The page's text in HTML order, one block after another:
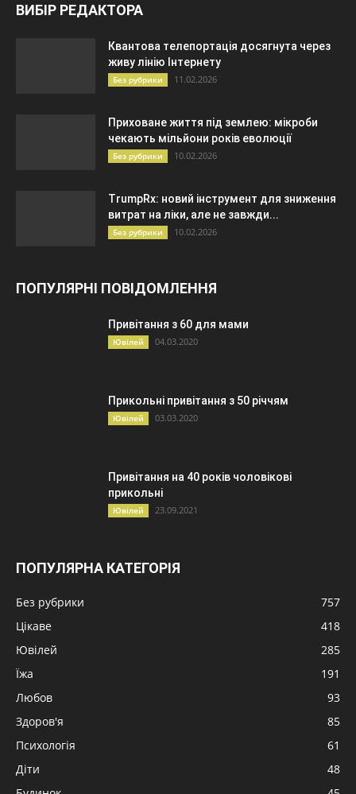
ВИБІР РЕДАКТОРА
Квантова телепортація досягнута через
живу лінію Інтернету
Без рубрики 11.02.2026
Приховане життя під землею: мікроби
чекають мільйони років еволюції
Без рубрики 10.02.2026
TrumpRx: новий інструмент для зниження
витрат на ліки, але не завжди...
Без рубрики 10.02.2026
ПОПУЛЯРНІ ПОВІДОМЛЕННЯ
Привітання з 60 для мами
Ювілей 04.03.2020
Прикольні привітання з 50 річчям
Ювілей 03.03.2020
Привітання на 40 років чоловікові
прикольні
Ювілей 23.09.2021
ПОПУЛЯРНА КАТЕГОРІЯ
Без рубрики
757
Цікаве
418
Ювілей
285
Їжа
191
Любов
93
Здоров'я
85
Психологія
61
Діти
48